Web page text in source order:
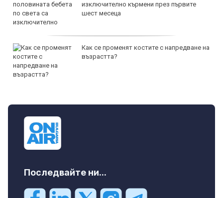
изключително кърмени през първите
шест месеца
Как се променят костите с напредване на
възрастта?
Последвайте ни...